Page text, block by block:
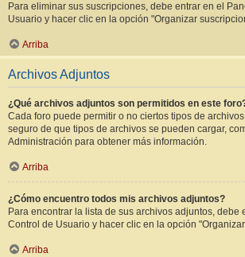
Para eliminar sus suscripciones, debe entrar en el
Usuario y hacer clic en la opción "Organizar
Arriba
Archivos Adjuntos
¿Qué archivos adjuntos son permitidos en este
Cada foro puede permitir o no ciertos tipos de
seguro de que tipos de archivos se pueden cargar,
Administración para obtener más información.
Arriba
¿Cómo encuentro todos mis archivos adjuntos?
Para encontrar la lista de sus archivos adjuntos, debe
Control de Usuario y hacer clic en la opción
Arriba